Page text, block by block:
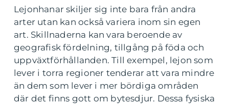
Lejonhanar skiljer sig inte bara från andra
arter utan kan också variera inom sin egen
art. Skillnaderna kan vara beroende av
geografisk fördelning, tillgång på föda och
uppväxtförhållanden. Till exempel, lejon som
lever i torra regioner tenderar att vara mindre
än dem som lever i mer bördiga områden
där det finns gott om bytesdjur. Dessa fysiska